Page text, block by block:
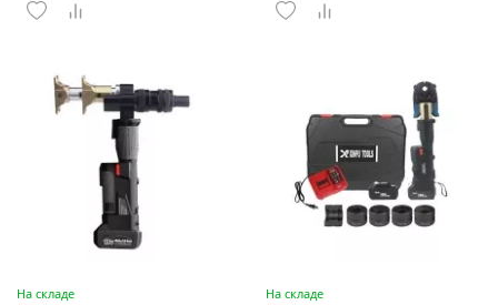
На складе На складе